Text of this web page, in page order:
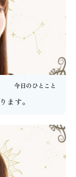
今日のひとこと
ます。